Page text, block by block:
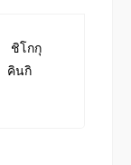
ชิโกกุ
คินกิ